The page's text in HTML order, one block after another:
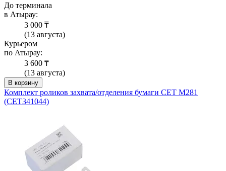
До терминала
в Атырау:
3 000 ₸
(13 августа)
Курьером
по Атырау:
3 600 ₸
(13 августа)
В корзину
Комплект роликов захвата/отделения бумаги CET M281
(CET341044)